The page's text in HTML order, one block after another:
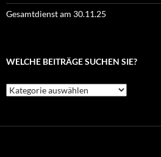
Gesamtdienst am 30.11.25
WELCHE BEITRÄGE SUCHEN SIE?
Welche
Beiträge